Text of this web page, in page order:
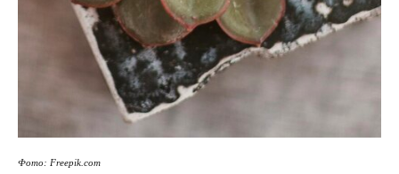
Фото: Freepik.com